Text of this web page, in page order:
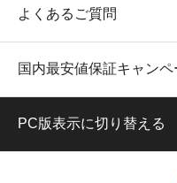
よくあるご質問
国内最安値保証キャンペ
PC版表示に切り替える